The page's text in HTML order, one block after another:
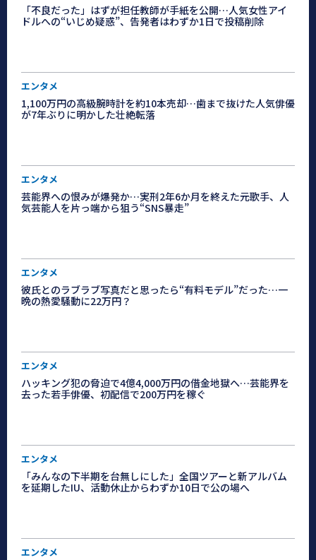
「不良だった」はずが担任教師が手紙を公開…人気女性アイ
ドルへの“いじめ疑惑”、告発者はわずか1日で投稿削除
エンタメ
1,100万円の高級腕時計を約10本売却…歯まで抜けた人気俳優
が7年ぶりに明かした壮絶転落
エンタメ
芸能界への恨みが爆発か…実刑2年6か月を終えた元歌手、人
気芸能人を片っ端から狙う“SNS暴走”
エンタメ
彼氏とのラブラブ写真だと思ったら“有料モデル”だった…一
晩の熱愛騒動に22万円？
エンタメ
ハッキング犯の脅迫で4億4,000万円の借金地獄へ…芸能界を
去った若手俳優、初配信で200万円を稼ぐ
エンタメ
「みんなの下半期を台無しにした」全国ツアーと新アルバム
を延期したIU、活動休止からわずか10日で公の場へ
エンタメ